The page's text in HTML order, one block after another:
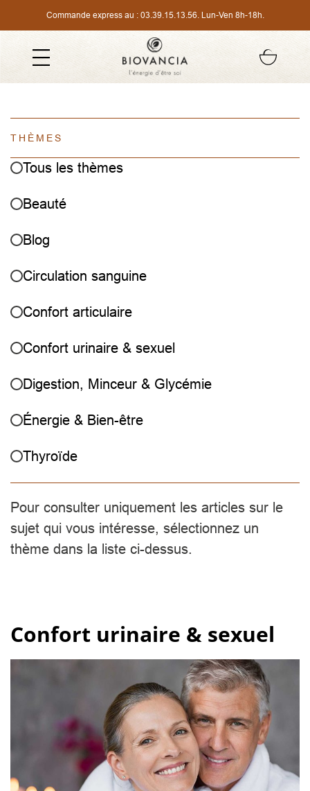
Commande express au : 03.39.15.13.56. Lun-Ven 8h-18h.
THÈMES
Tous les thèmes
Beauté
Blog
Circulation sanguine
Confort articulaire
Confort urinaire & sexuel
Digestion, Minceur & Glycémie
Énergie & Bien-être
Thyroïde
Pour consulter uniquement les articles sur le
sujet qui vous intéresse, sélectionnez un
thème dans la liste ci-dessus.
Confort urinaire & sexuel